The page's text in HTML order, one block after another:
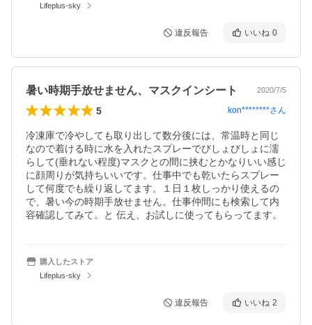
Lifeplus-sky
違反報告 いいね 0
暑い時期手放せません、マスクインシート 2020/7/5
5 kon********さん
冷凍庫で冷やしても取り出して数分後には、常温時と同じ
なので着ける時に水を入れたスプレーでびしょびしょに濡
らして(垂れない程度)マスクとの間に挟むとかなりいい感じ
に顔周りが気持ちいいです。仕事中でも乾いたらスプレー
して何度でも繰り返してます。１日１枚しっかり使えるの
で、暑い今の時期手放せません。仕事仲間にも検索して内
容確認してみて。と 伝え、お試しに使ってもらってます。
購入したストア
Lifeplus-sky
違反報告 いいね 2